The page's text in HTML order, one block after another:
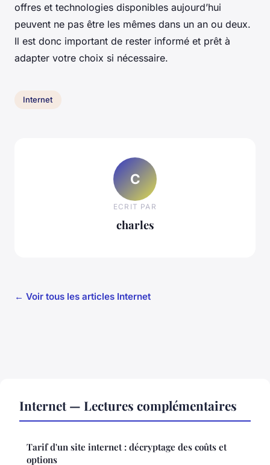
offres et technologies disponibles aujourd’hui
peuvent ne pas être les mêmes dans un an ou deux.
Il est donc important de rester informé et prêt à
adapter votre choix si nécessaire.
Internet
C
ECRIT PAR
charles
← Voir tous les articles Internet
Internet — Lectures complémentaires
Tarif d'un site internet : décryptage des coûts et
options